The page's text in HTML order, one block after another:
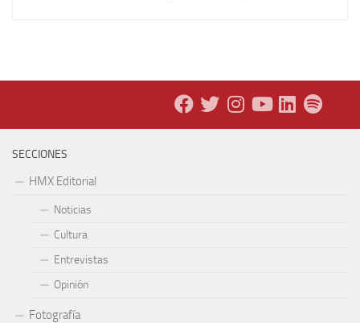
SECCIONES
HMX Editorial
Noticias
Cultura
Entrevistas
Opinión
Fotografía